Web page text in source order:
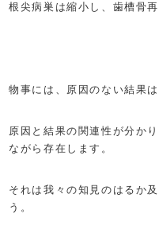
根尖病巣は縮小し、歯槽骨
物事には、原因のない結果
原因と結果の関連性が分か
ながら存在します。
それは我々の知見のはるか
う。